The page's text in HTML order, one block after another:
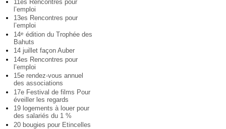
11es Rencontres pour
l’emploi
13es Rencontres pour
l’emploi
14e édition du Trophée des
Bahuts
14 juillet façon Auber
14es Rencontres pour
l’emploi
15e rendez-vous annuel
des associations
17e Festival de films Pour
éveiller les regards
19 logements à louer pour
des salariés du 1 %
20 bougies pour Etincelles